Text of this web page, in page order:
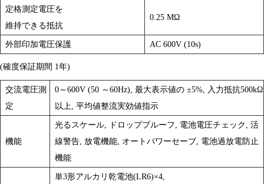
定格測定電圧を
維持できる抵抗
0.25 MΩ
外部印加電圧保護 AC 600V (10s)
(確度保証期間 1年)
交流電圧測
定
0～600V (50 ～60Hz), 最大表示値の ±5%, 入力抵抗500kΩ
以上, 平均値整流実効値指示
機能
光るスケール, ドロッププルーフ, 電池電圧チェック, 活
線警告, 放電機能, オートパワーセーブ, 電池過放電防止
機能
単3形アルカリ乾電池(LR6)×4,